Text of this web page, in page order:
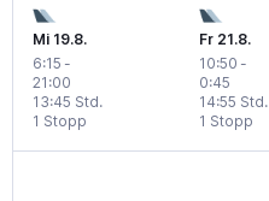
Mi 19.8.
6:15 -
21:00
1 Stopp
13:45 Std.
Fr 21.8.
10:50 -
0:45
1 Stopp
14:55 Std.